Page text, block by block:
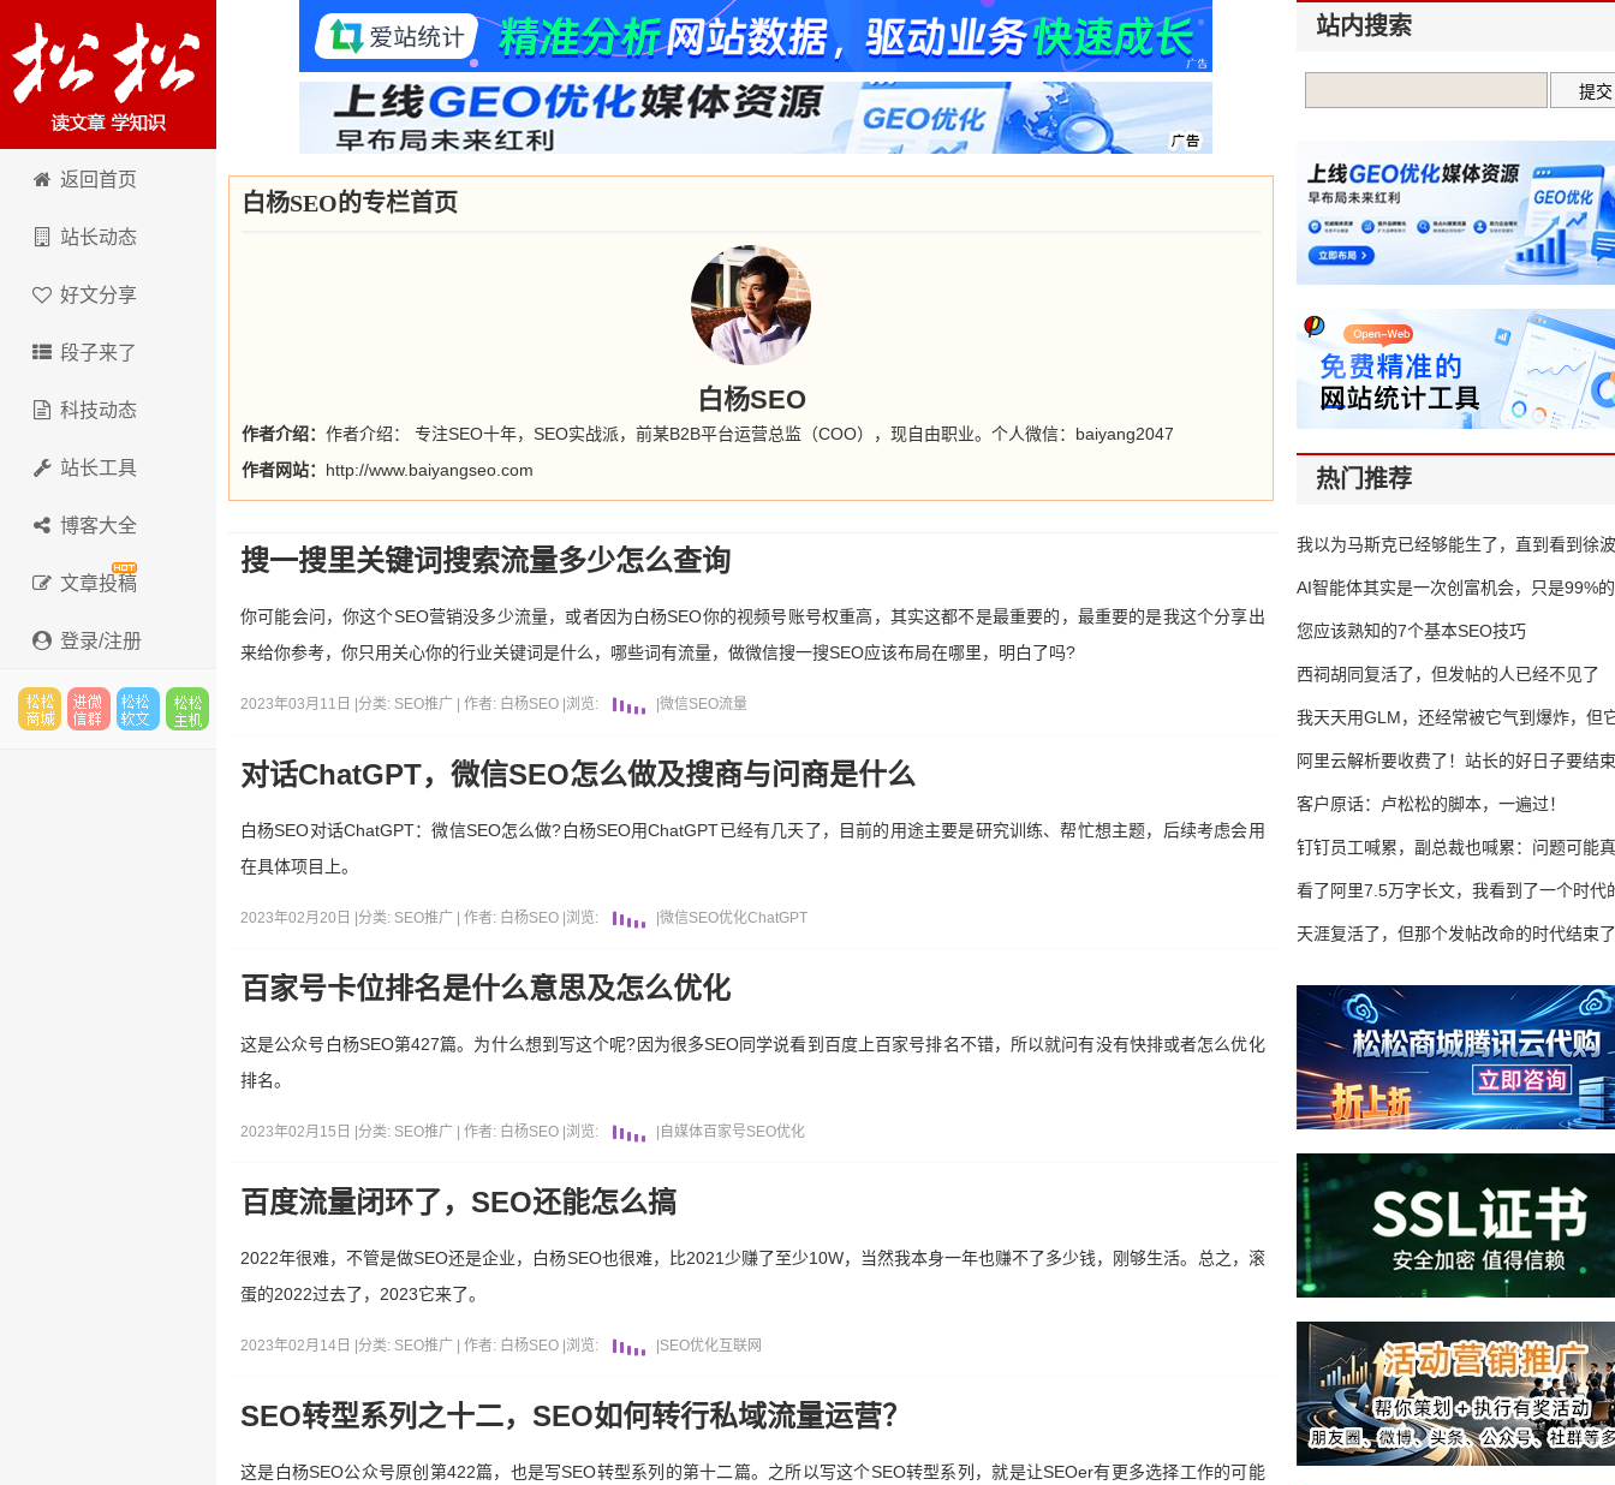
卢松松博客
返回首页
站长动态
好文分享
段子来了
科技动态
站长工具
博客大全
文章投稿
登录/注册
白杨SEO的专栏首页
白杨SEO
作者介绍： 作者介绍： 专注SEO十年，SEO实战派，前某B2B平台运营总监（COO），现自由职业。个人微信：baiyang2047
作者网站： http://www.baiyangseo.com
搜一搜里关键词搜索流量多少怎么查询
你可能会问，你这个SEO营销没多少流量，或者因为白杨SEO你的视频号账号权重高，其实这都不是最重要的，最重要的是我这个分享出
来给你参考，你只用关心你的行业关键词是什么，哪些词有流量，做微信搜一搜SEO应该布局在哪里，明白了吗?
2023年03月11日 | 分类: SEO推广 | 作者: 白杨SEO 浏览: 微信SEO流量
对话ChatGPT，微信SEO怎么做及搜商与问商是什么
白杨SEO对话ChatGPT：微信SEO怎么做?白杨SEO用ChatGPT已经有几天了，目前的用途主要是研究训练、帮忙想主题，后续考虑会用
在具体项目上。
2023年02月20日 | 分类: SEO推广 | 作者: 白杨SEO 浏览: 微信SEO优化ChatGPT
百家号卡位排名是什么意思及怎么优化
这是公众号白杨SEO第427篇。为什么想到写这个呢?因为很多SEO同学说看到百度上百家号排名不错，所以就问有没有快排或者怎么优化
排名。
2023年02月15日 | 分类: SEO推广 | 作者: 白杨SEO 浏览: 自媒体百家号SEO优化
百度流量闭环了，SEO还能怎么搞
2022年很难，不管是做SEO还是企业，白杨SEO也很难，比2021少赚了至少10W，当然我本身一年也赚不了多少钱，刚够生活。总之，滚
蛋的2022过去了，2023它来了。
2023年02月14日 | 分类: SEO推广 | 作者: 白杨SEO 浏览: SEO优化互联网
SEO转型系列之十二，SEO如何转行私域流量运营？
这是白杨SEO公众号原创第422篇，也是写SEO转型系列的第十二篇。之所以写这个SEO转型系列，就是让SEOer有更多选择工作的可能
站内搜索
热门推荐
我以为马斯克已经够能生了，直到看到
AI智能体其实是一次创富机会，只是99%
错过了
您应该熟知的7个基本SEO技巧
西祠胡同复活了，但发帖的人已经不见了
我天天用GLM，还经常被它气到爆炸，但
16万亿
阿里云解析要收费了！站长的好日子要结
客户原话：卢松松的脚本，一遍过！
钉钉员工喊累，副总裁也喊累：问题可能
了
看了阿里7.5万字长文，我看到了一个时代
天涯复活了，但那个发帖改命的时代结束了